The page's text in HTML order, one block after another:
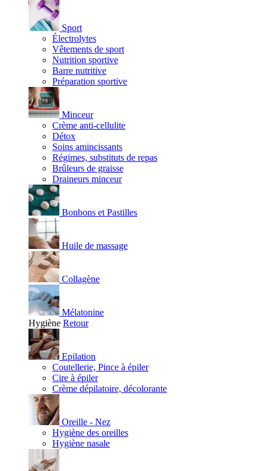
Sport
Électrolytes
Vêtements de sport
Nutrition sportive
Barre nutritive
Préparation sportive
Minceur
Crème anti-cellulite
Détox
Soins amincissants
Régimes, substituts de repas
Brûleurs de graisse
Draineurs minceur
Bonbons et Pastilles
Huile de massage
Collagène
Mélatonine
Hygiène Retour
Epilation
Coutellerie, Pince à épiler
Cire à épiler
Crème dépilatoire, décolorante
Oreille - Nez
Hygiène des oreilles
Hygiène nasale